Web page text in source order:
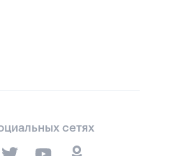
сетях